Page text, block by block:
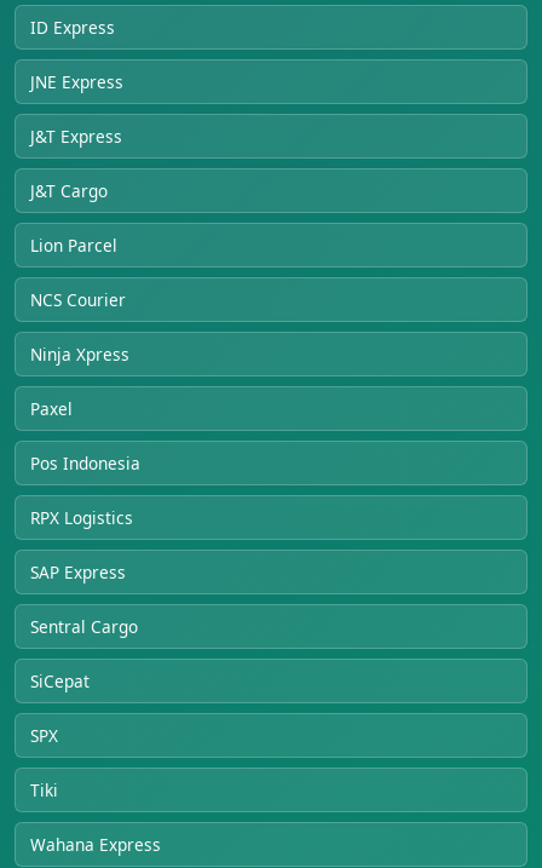
ID Express
JNE Express
J&T Express
J&T Cargo
Lion Parcel
NCS Courier
Ninja Xpress
Paxel
Pos Indonesia
RPX Logistics
SAP Express
Sentral Cargo
SiCepat
SPX
Tiki
Wahana Express